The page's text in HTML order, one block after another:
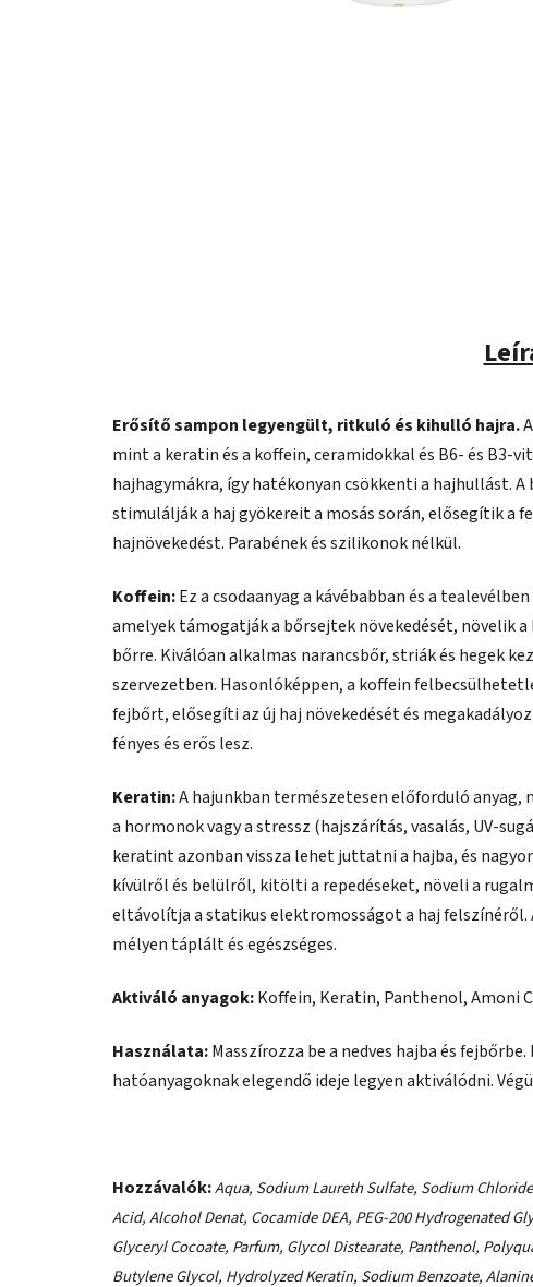
Erősítő sampon legyengült, ritkuló és kihulló hajra.
mint a keratin és a koffein, ceramidokkal és B6- és B3-
hajhagymákra, így hatékonyan csökkenti a hajhullást.
stimulálják a haj gyökereit a mosás során, elősegítik a
hajnövekedést. Parabének és szilikonok nélkül.
Koffein:Ez a csodaanyag a kávébabban és a
amelyek támogatják a bőrsejtek növekedését, növelik
bőrre. Kiválóan alkalmas narancsbőr, striák és hegek
szervezetben. Hasonlóképpen, a koffein
fejbőrt, elősegíti az új haj növekedését és
fényes és erős lesz.
Keratin:A hajunkban természetesen előforduló
a hormonok vagy a stressz (hajszárítás, vasalás, UV-
keratint azonban vissza lehet juttatni a hajba, és
kívülről és belülről, kitölti a repedéseket, növeli a
eltávolítja a statikus elektromosságot a haj
mélyen táplált és egészséges.
Aktiváló anyagok:Koffein, Keratin, Panthenol, Amoni
Használata:Masszírozza be a nedves hajba és
hatóanyagoknak elegendő ideje legyen aktiválódni.
Hozzávalók:Aqua, Sodium Laureth Sulfate, Sodium
Acid, Alcohol Denat, Cocamide DEA, PEG-200 Hydrogenated
Glyceryl Cocoate, Parfum, Glycol Distearate, Panthenol,
Butylene Glycol, Hydrolyzed Keratin, Sodium Benzoate,